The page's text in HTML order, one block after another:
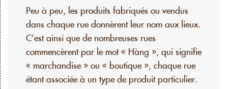
Peu à peu, les produits fabriqués ou vendus
dans chaque rue donnèrent leur nom aux lieux.
C’est ainsi que de nombreuses rues
commencèrent par le mot « Hàng », qui signifie
« marchandise » ou « boutique », chaque rue
étant associée à un type de produit particulier.